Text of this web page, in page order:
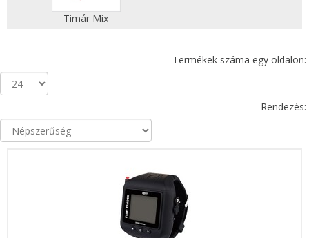
Timár Mix
Termékek száma egy oldalon:
Rendezés: